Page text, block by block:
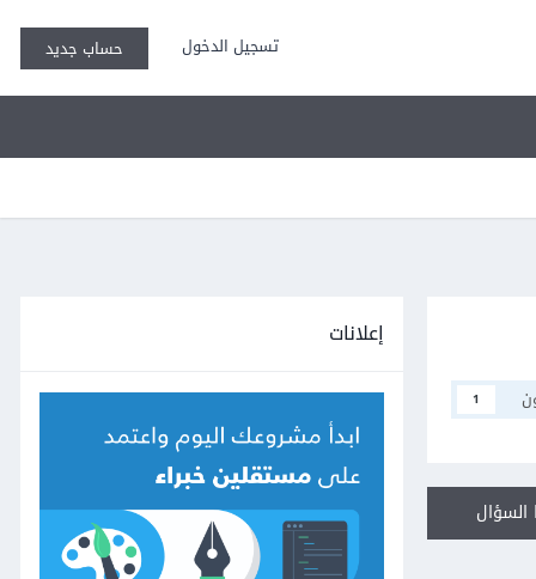
تسجيل الدخول حساب جديد
1
إعلانات